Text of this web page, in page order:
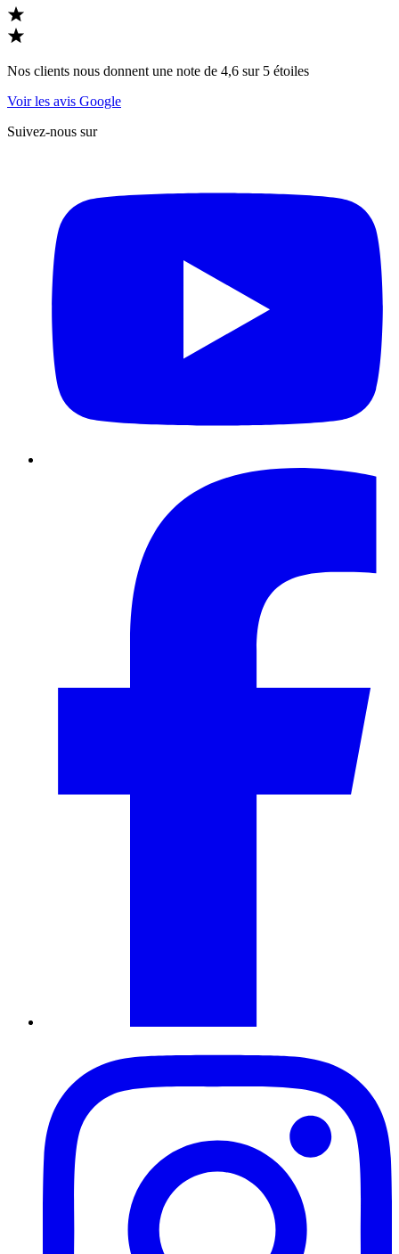
Nos clients nous donnent une note de 4,6 sur 5 étoiles
Voir les avis Google
Suivez-nous sur